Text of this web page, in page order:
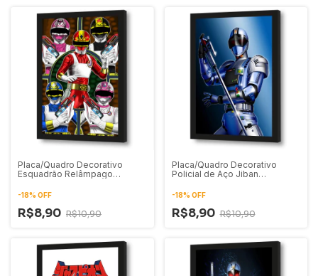
Placa/Quadro Decorativo
Esquadrão Relâmpago
-18% OFF
R$8,90 R$10,90
Placa/Quadro Decorativo
Policial de Aço Jiban
-18% OFF
R$8,90 R$10,90